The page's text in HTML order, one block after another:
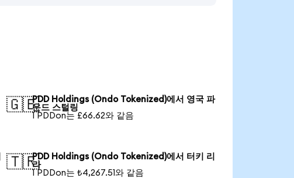
🇬🇧PDD Holdings (Ondo Tokenized)에서 영국 파
운드 스털링
1 PDDon는 £66.62와 같음
🇹🇷PDD Holdings (Ondo Tokenized)에서 터키 리
라
1 PDDon는 ₺4,267.51와 같음